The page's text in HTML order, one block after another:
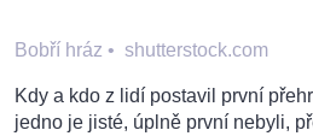
Bobří hráz • shutterstock.com
Kdy a kdo z lidí postavil první
jedno je jisté, úplně první nebyli,